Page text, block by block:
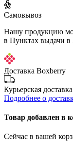
Самовывоз
Нашу продукцию
в Пунктах выдачи
Доставка Boxberry
Курьерская доставка
Подробнее о
Товар добавлен в
Сейчас в вашей